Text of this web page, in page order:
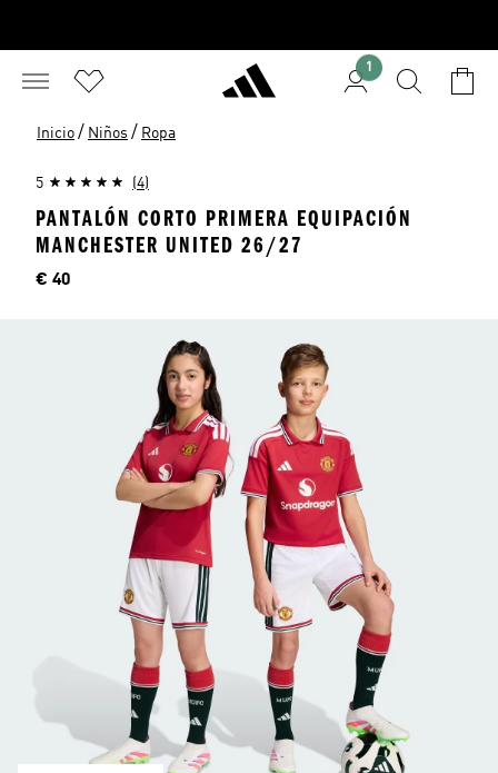
1
Inicio / Niños / Ropa
5 (4)
PANTALÓN CORTO PRIMERA EQUIPACIÓN
MANCHESTER UNITED 26/27
Precio
€ 40